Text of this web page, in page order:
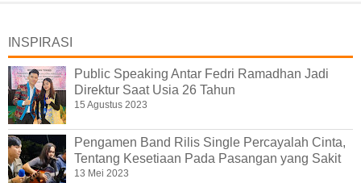
INSPIRASI
Public Speaking Antar Fedri Ramadhan Jadi
Direktur Saat Usia 26 Tahun
15 Agustus 2023
Pengamen Band Rilis Single Percayalah Cinta,
Tentang Kesetiaan Pada Pasangan yang Sakit
13 Mei 2023